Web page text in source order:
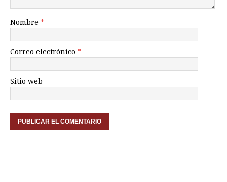
Nombre *
Correo electrónico *
Sitio web